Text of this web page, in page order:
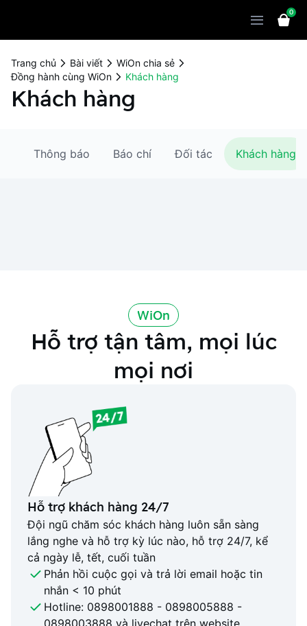
WiOn POS
WiOn AI
Chatbot
Thiết bị
0
Trang chủ Bài viết
WiOn chia sẻ
Đồng hành cùng WiOn
Khách hàng
Khách hàng
Thông báo Báo chí Đối tác Khách hàng
WiOn
Hỗ trợ tận tâm, mọi lúc
mọi nơi
Hỗ trợ khách hàng 24/7
Đội ngũ chăm sóc khách hàng luôn sẵn sàng
lắng nghe và hỗ trợ kỳ lúc nào, hỗ trợ 24/7, kể
cả ngày lễ, tết, cuối tuần
Phản hồi cuộc gọi và trả lời email hoặc tin
nhắn < 10 phút
Hotline: 0898001888 - 0898005888 -
0898003888 và livechat trên website